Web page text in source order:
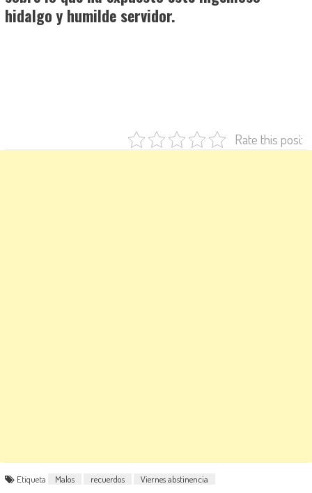
hidalgo y humilde servidor.
Rate this post
Etiqueta Malos recuerdos Viernes abstinencia